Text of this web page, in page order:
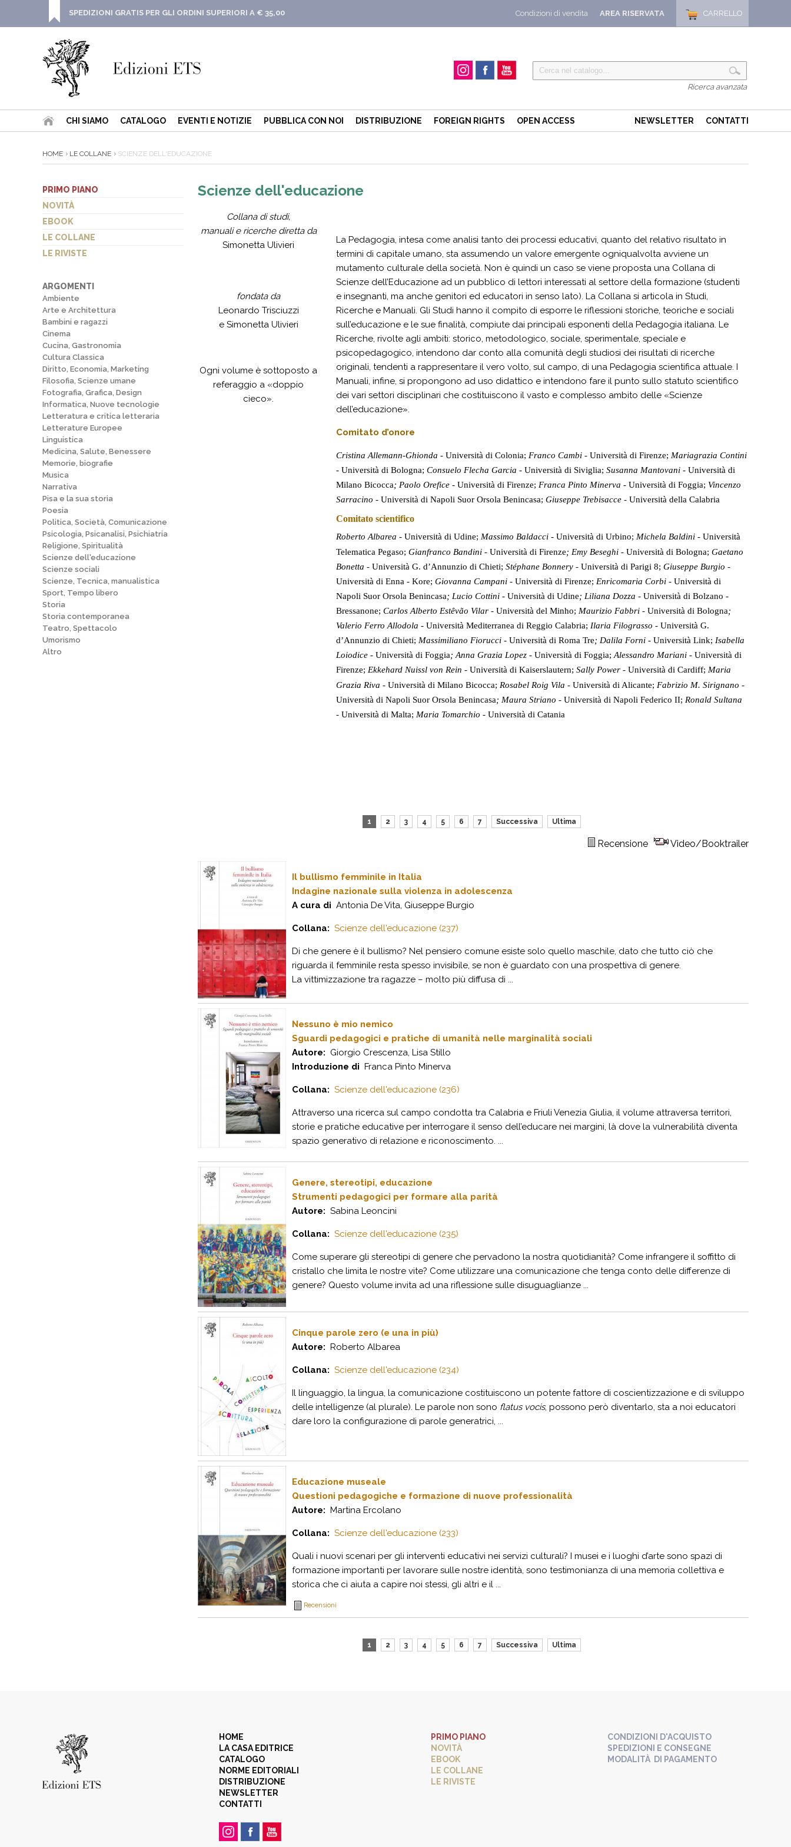
CARRELLO
AREA RISERVATA
Condizioni di vendita
SPEDIZIONI GRATIS PER GLI ORDINI SUPERIORI A € 35,00
Ricerca avanzata
CHI SIAMO CATALOGO EVENTI E NOTIZIE PUBBLICA CON NOI DISTRIBUZIONE FOREIGN RIGHTS OPEN ACCESS NEWSLETTER CONTATTI
HOME LE COLLANE SCIENZE DELL'EDUCAZIONE
PRIMO PIANO
NOVITÀ
EBOOK
LE COLLANE
LE RIVISTE
ARGOMENTI
Ambiente
Arte e Architettura
Bambini e ragazzi
Cinema
Cucina, Gastronomia
Cultura Classica
Diritto, Economia, Marketing
Filosofia, Scienze umane
Fotografia, Grafica, Design
Informatica, Nuove tecnologie
Letteratura e critica letteraria
Letterature Europee
Linguistica
Medicina, Salute, Benessere
Memorie, biografie
Musica
Narrativa
Pisa e la sua storia
Poesia
Politica, Società, Comunicazione
Psicologia, Psicanalisi, Psichiatria
Religione, Spiritualità
Scienze dell'educazione
Scienze sociali
Scienze, Tecnica, manualistica
Sport, Tempo libero
Storia
Storia contemporanea
Teatro, Spettacolo
Umorismo
Altro
Scienze dell'educazione
Collana di studi,
manuali e ricerche diretta da
Simonetta Ulivieri
fondata da
Leonardo Trisciuzzi
e Simonetta Ulivieri
Ogni volume è sottoposto a
referaggio a «doppio
cieco».
La Pedagogia, intesa come analisi tanto dei processi educativi, quanto del relativo risultato in
termini di capitale umano, sta assumendo un valore emergente ogniqualvolta avviene un
mutamento culturale della società. Non è quindi un caso se viene proposta una Collana di
Scienze dell’Educazione ad un pubblico di lettori interessati al settore della formazione (studenti
e insegnanti, ma anche genitori ed educatori in senso lato). La Collana si articola in Studi,
Ricerche e Manuali. Gli Studi hanno il compito di esporre le riflessioni storiche, teoriche e sociali
sull’educazione e le sue finalità, compiute dai principali esponenti della Pedagogia italiana. Le
Ricerche, rivolte agli ambiti: storico, metodologico, sociale, sperimentale, speciale e
psicopedagogico, intendono dar conto alla comunità degli studiosi dei risultati di ricerche
originali, tendenti a rappresentare il vero volto, sul campo, di una Pedagogia scientifica attuale. I
Manuali, infine, si propongono ad uso didattico e intendono fare il punto sullo statuto scientifico
dei vari settori disciplinari che costituiscono il vasto e complesso ambito delle «Scienze
dell’educazione».
Comitato d’onore
Cristina Allemann-Ghionda - Università di Colonia; Franco Cambi - Università di Firenze; Mariagrazia Contini
- Università di Bologna; Consuelo Flecha Garcia - Università di Siviglia; Susanna Mantovani - Università di
Milano Bicocca; Paolo Orefice - Università di Firenze; Franca Pinto Minerva - Università di Foggia; Vincenzo
Sarracino - Università di Napoli Suor Orsola Benincasa; Giuseppe Trebisacce - Università della Calabria
Comitato scientifico
Roberto Albarea - Università di Udine; Massimo Baldacci - Università di Urbino; Michela Baldini - Università
Telematica Pegaso; Gianfranco Bandini - Università di Firenze; Emy Beseghi - Università di Bologna; Gaetano
Bonetta - Università G. d’Annunzio di Chieti; Stéphane Bonnery - Università di Parigi 8; Giuseppe Burgio -
Università di Enna - Kore; Giovanna Campani - Università di Firenze; Enricomaria Corbi - Università di
Napoli Suor Orsola Benincasa; Lucio Cottini - Università di Udine; Liliana Dozza - Università di Bolzano -
Bressanone; Carlos Alberto Estêvão Vilar - Università del Minho; Maurizio Fabbri - Università di Bologna;
Valerio Ferro Allodola - Università Mediterranea di Reggio Calabria; Ilaria Filograsso - Università G.
d’Annunzio di Chieti; Massimiliano Fiorucci - Università di Roma Tre; Dalila Forni - Università Link; Isabella
Loiodice - Università di Foggia;Anna Grazia Lopez - Università di Foggia; Alessandro Mariani - Università di
Firenze; Ekkehard Nuissl von Rein - Università di Kaiserslautern; Sally Power - Università di Cardiff; Maria
Grazia Riva - Università di Milano Bicocca; Rosabel Roig Vila - Università di Alicante; Fabrizio M. Sirignano -
Università di Napoli Suor Orsola Benincasa; Maura Striano - Università di Napoli Federico II; Ronald Sultana
- Università di Malta; Maria Tomarchio - Università di Catania
1 2 3 4 5 6 7 Successiva Ultima
Recensione Video/Booktrailer
Il bullismo femminile in Italia
Indagine nazionale sulla violenza in adolescenza
A cura di Antonia De Vita, Giuseppe Burgio
Collana: Scienze dell'educazione (237)
Di che genere è il bullismo? Nel pensiero comune esiste solo quello maschile, dato che tutto ciò che
riguarda il femminile resta spesso invisibile, se non è guardato con una prospettiva di genere.
La vittimizzazione tra ragazze – molto più diffusa di ...
Nessuno è mio nemico
Sguardi pedagogici e pratiche di umanità nelle marginalità sociali
Autore: Giorgio Crescenza, Lisa Stillo
Introduzione di Franca Pinto Minerva
Collana: Scienze dell'educazione (236)
Attraverso una ricerca sul campo condotta tra Calabria e Friuli Venezia Giulia, il volume attraversa territori,
storie e pratiche educative per interrogare il senso dell’educare nei margini, là dove la vulnerabilità diventa
spazio generativo di relazione e riconoscimento. ...
Genere, stereotipi, educazione
Strumenti pedagogici per formare alla parità
Autore: Sabina Leoncini
Collana: Scienze dell'educazione (235)
Come superare gli stereotipi di genere che pervadono la nostra quotidianità? Come infrangere il soffitto di
cristallo che limita le nostre vite? Come utilizzare una comunicazione che tenga conto delle differenze di
genere? Questo volume invita ad una riflessione sulle disuguaglianze ...
Cinque parole zero (e una in più)
Autore: Roberto Albarea
Collana: Scienze dell'educazione (234)
Il linguaggio, la lingua, la comunicazione costituiscono un potente fattore di coscientizzazione e di sviluppo
delle intelligenze (al plurale). Le parole non sono flatus vocis, possono però diventarlo, sta a noi educatori
dare loro la configurazione di parole generatrici, ...
Educazione museale
Questioni pedagogiche e formazione di nuove professionalità
Autore: Martina Ercolano
Collana: Scienze dell'educazione (233)
Quali i nuovi scenari per gli interventi educativi nei servizi culturali? I musei e i luoghi d’arte sono spazi di
formazione importanti per lavorare sulle nostre identità, sono testimonianza di una memoria collettiva e
storica che ci aiuta a capire noi stessi, gli altri e il ...
Recensioni
1 2 3 4 5 6 7 Successiva Ultima
HOME
LA CASA EDITRICE
CATALOGO
NORME EDITORIALI
DISTRIBUZIONE
NEWSLETTER
CONTATTI
PRIMO PIANO
NOVITÀ
EBOOK
LE COLLANE
LE RIVISTE
CONDIZIONI D'ACQUISTO
SPEDIZIONI E CONSEGNE
MODALITÀ DI PAGAMENTO